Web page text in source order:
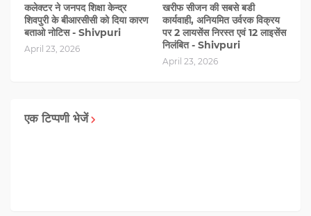
कलेक्टर ने जनपद शिक्षा केन्द्र
शिवपुरी के बीआरसीसी को दिया कारण
बताओ नोटिस - Shivpuri
April 23, 2026
खरीफ सीजन की सबसे बडी
कार्यवाही, अनियमित उर्वरक विक्रय
पर 2 लायसेंस निरस्त एवं 12 लाइसेंस
निलंबित - Shivpuri
April 23, 2026
एक टिप्पणी भेजें